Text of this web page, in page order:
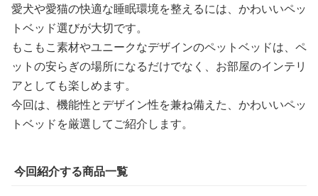
愛犬や愛猫の快適な睡眠環境を整えるには、かわいいペッ
トベッド選びが大切です。
もこもこ素材やユニークなデザインのペットベッドは、ペ
ットの安らぎの場所になるだけでなく、お部屋のインテリ
アとしても楽しめます。
今回は、機能性とデザイン性を兼ね備えた、かわいいペッ
トベッドを厳選してご紹介します。
今回紹介する商品一覧